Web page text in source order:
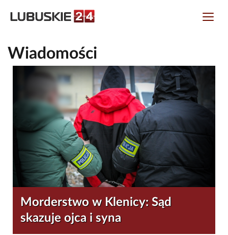
Wiadomości
Morderstwo w Klenicy: Sąd
skazuje ojca i syna